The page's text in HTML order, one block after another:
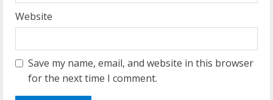
Website
Save my name, email, and website in this browser
for the next time I comment.